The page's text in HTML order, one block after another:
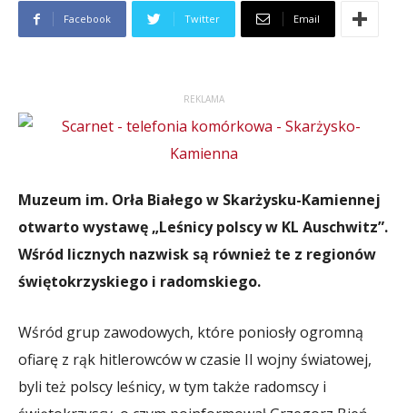
Facebook Twitter Email
REKLAMA
Muzeum im. Orła Białego w Skarżysku-Kamiennej
otwarto wystawę „Leśnicy polscy w KL Auschwitz”.
Wśród licznych nazwisk są również te z regionów
świętokrzyskiego i radomskiego.
Wśród grup zawodowych, które poniosły ogromną
ofiarę z rąk hitlerowców w czasie II wojny światowej,
byli też polscy leśnicy, w tym także radomscy i